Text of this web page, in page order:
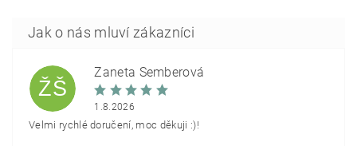
ŽŠ
Žaneta Šemberová
1.8.2026
Velmi rychlé doručení, moc děkuji :)!